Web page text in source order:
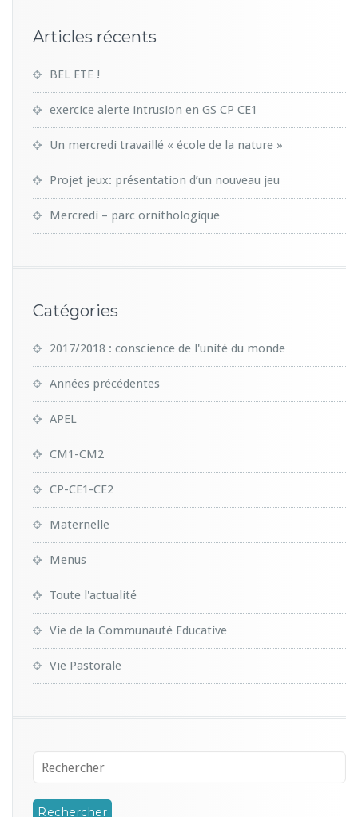
Articles récents
BEL ETE !
exercice alerte intrusion en GS CP CE1
Un mercredi travaillé « école de la nature »
Projet jeux: présentation d’un nouveau jeu
Mercredi – parc ornithologique
Catégories
2017/2018 : conscience de l'unité du monde
Années précédentes
APEL
CM1-CM2
CP-CE1-CE2
Maternelle
Menus
Toute l'actualité
Vie de la Communauté Educative
Vie Pastorale